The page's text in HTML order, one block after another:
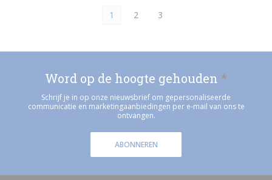
1 2 3
Word op de hoogte gehouden *
Schrijf je in op onze nieuwsbrief om gepersonaliseerde
communicatie en marketingaanbiedingen per e-mail van ons te
ontvangen.
ABONNEREN